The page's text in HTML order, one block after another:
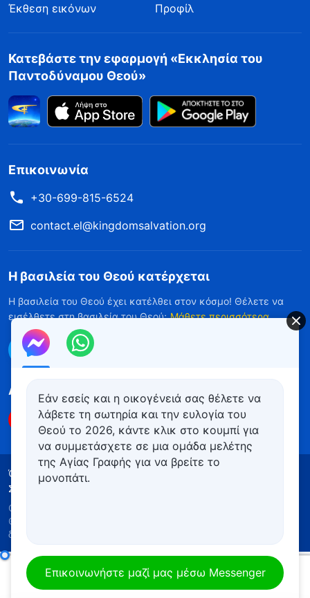
Έκθεση εικόνων
Προφίλ
Κατεβάστε την εφαρμογή «Εκκλησία του
Παντοδύναμου Θεού»
Επικοινωνία
+30-699-815-6524
contact.el@kingdomsalvation.org
Η βασιλεία του Θεού κατέρχεται
Η βασιλεία του Θεού έχει κατέλθει στον κόσμο! Θέλετε να
εισέλθετε στη βασιλεία του Θεού; Μάθετε περισσότερα
Επικοινωνήστε μαζί μας μέσω Messenger
Ακολουθήστε μας
Όροι Χρήσης
Πολιτική απορρήτου
Συντελεστές
Copyright © 2026
Θεού
δικαιώματος.
Εάν εσείς και η οικογένειά σας θέλετε να
λάβετε τη σωτηρία και την ευλογία του
Θεού το 2026, κάντε κλικ στο κουμπί για
να συμμετάσχετε σε μια ομάδα μελέτης
της Αγίας Γραφής για να βρείτε το
μονοπάτι.
Επικοινωνήστε μαζί μας μέσω Messenger